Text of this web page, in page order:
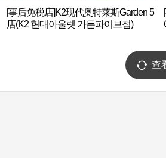
[事后免税店]K2现代奥特莱斯Garden 5
店(K2 현대아울렛 가든파이브점)
查